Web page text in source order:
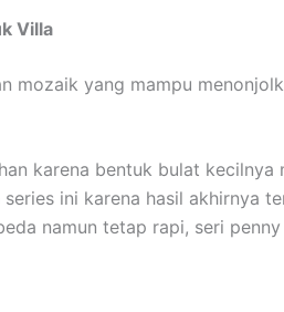
Villa
mozaik yang mampu
karena bentuk bulat kecilnya
ini karena hasil akhirnya
namun tetap rapi, seri